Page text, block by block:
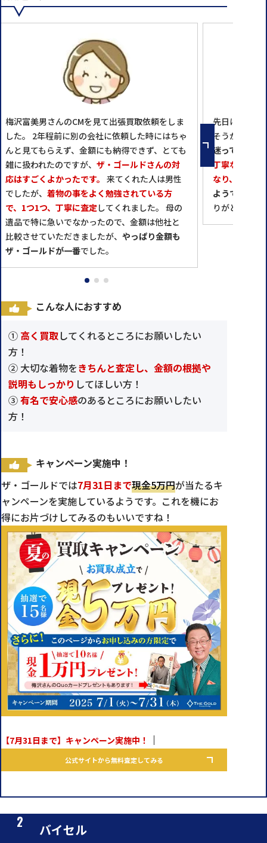
梅沢富美男さんのCMを見て出張買取依頼をしま
した。 2年程前に別の会社に依頼した時にはちゃ
んと見てもらえず、金額にも納得できず、とても
雑に扱われたのですが、 ザ・ゴールドさんの対
応はすごくよかったです。 来てくれた人は男性
でしたが、 着物の事をよく勉強されている方
で、1つ1つ、丁寧に査定してくれました。 母の
遺品で特に急いでなかったので、金額は他社と
比較させていただきましたが、 やっぱり金額も
ザ・ゴールドが一番でした。
先日はお世話
そうか？こ
迷っていた母
丁寧な説明に
なり、
ようで、その
りがとうござ
こんな人におすすめ
① 高く買取してくれるところにお願いしたい
方！
② 大切な着物をきちんと査定し、金額の根拠や
説明もしっかり してほしい方！
③有名で安心感のあるところにお願いしたい
方！
キャンペーン実施中！
ザ・ゴールドでは7月31日まで現金5万円が当たるキ
ャンペーンを実施しているようです。これを機にお
得にお片づけしてみるのもいいですね！
【7月31日まで】キャンペーン実施中！
公式サイトから無料査定してみる
バイセル